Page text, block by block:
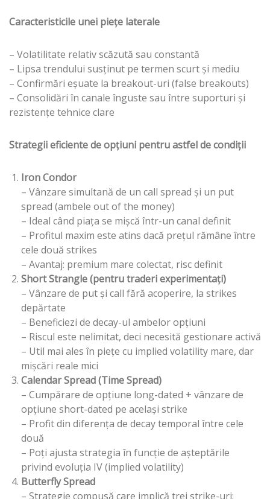
Caracteristicile unei piețe laterale
– Volatilitate relativ scăzută sau constantă
– Lipsa trendului susținut pe termen scurt și mediu
– Confirmări eșuate la breakout-uri (false breakouts)
– Consolidări în canale înguste sau între suporturi și
rezistențe tehnice clare
Strategii eficiente de opțiuni pentru astfel de condiții
Iron Condor
– Vânzare simultană de un call spread și un put
spread (ambele out of the money)
– Ideal când piața se mișcă într-un canal definit
– Profitul maxim este atins dacă prețul rămâne între
cele două strikes
– Avantaj: premium mare colectat, risc definit
Short Strangle (pentru traderi experimentați)
– Vânzare de put și call fără acoperire, la strikes
depărtate
– Beneficiezi de decay-ul ambelor opțiuni
– Riscul este nelimitat, deci necesită gestionare activă
– Util mai ales în piețe cu implied volatility mare, dar
mișcări reale mici
Calendar Spread (Time Spread)
– Cumpărare de opțiune long-dated + vânzare de
opțiune short-dated pe același strike
– Profit din diferența de decay temporal între cele
două
– Poți ajusta strategia în funcție de așteptările
privind evoluția IV (implied volatility)
Butterfly Spread
– Strategie compusă care implică trei strike-uri: